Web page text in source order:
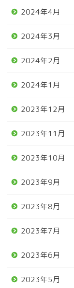
2024年4月
2024年3月
2024年2月
2024年1月
2023年12月
2023年11月
2023年10月
2023年9月
2023年8月
2023年7月
2023年6月
2023年5月